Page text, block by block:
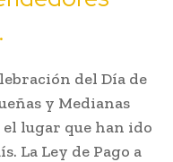
del Día de
y Medianas
el lugar que han ido
La Ley de Pago a